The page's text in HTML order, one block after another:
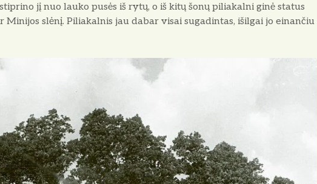
jį nuo lauko pusės iš rytų, o iš kitų šonų piliakalni ginė status
slėnį. Piliakalnis jau da­bar visai sugadintas, išilgai jo einančiu